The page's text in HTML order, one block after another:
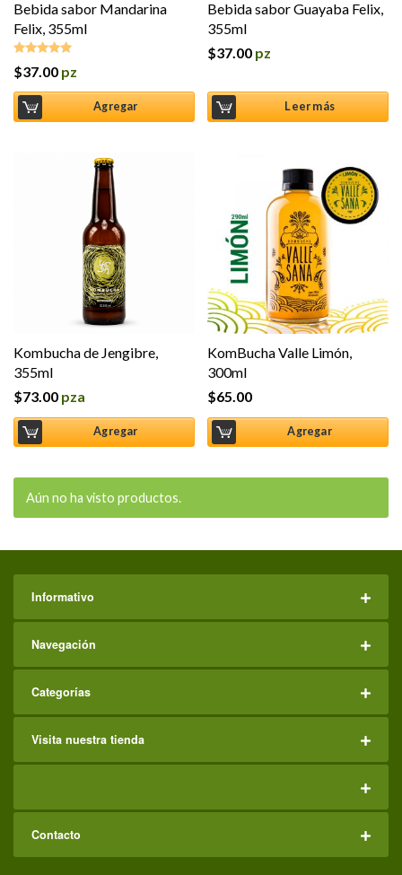
Bebida sabor Mandarina
Felix, 355ml
Valorado en
$37.00 pz
Agregar
Bebida sabor Guayaba Felix,
355ml
$37.00 pz
Leer más
Kombucha de Jengibre,
355ml
$73.00 pza
Agregar
KomBucha Valle Limón,
300ml
$65.00
Agregar
Aún no ha visto productos.
Informativo
Navegación
Categorías
Visita nuestra tienda
Contacto